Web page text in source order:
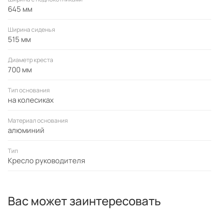
645 мм
Ширина сиденья
515 мм
Диаметр креста
700 мм
Тип основания
на колесиках
Материал основания
алюминий
Тип
Кресло руководителя
Вас может заинтересовать